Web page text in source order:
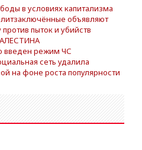
в условиях капитализма
объявляют
пыток и убийств
введен режим ЧС
сеть удалила
на фоне роста популярности